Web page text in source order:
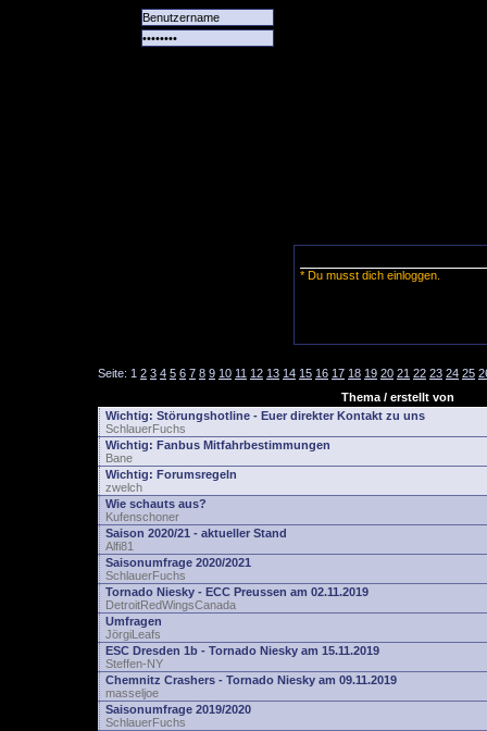
* Du musst dich einloggen.
Seite: 1 2 3 4 5 6 7 8 9 10 11 12 13 14 15 16 17 18 19 20 21 22 23 24 25
Thema / erstellt von
Wichtig: Störungshotline - Euer direkter Kontakt zu uns
SchlauerFuchs
Wichtig: Fanbus Mitfahrbestimmungen
Bane
Wichtig: Forumsregeln
zwelch
Wie schauts aus?
Kufenschoner
Saison 2020/21 - aktueller Stand
Alfi81
Saisonumfrage 2020/2021
SchlauerFuchs
Tornado Niesky - ECC Preussen am 02.11.2019
DetroitRedWingsCanada
Umfragen
JörgiLeafs
ESC Dresden 1b - Tornado Niesky am 15.11.2019
Steffen-NY
Chemnitz Crashers - Tornado Niesky am 09.11.2019
masseljoe
Saisonumfrage 2019/2020
SchlauerFuchs